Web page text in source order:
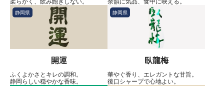
静岡県
開運
ふくよかさとキレの調和。
静岡らしい穏やかな香味。
静岡県
臥龍梅
華やぐ香り、エレガントな甘旨。
後口シャープで心地よい。